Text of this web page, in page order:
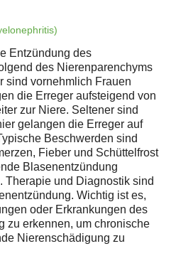
Entzündung des
des Nierenparenchyms
sind vornehmlich Frauen
die Erreger aufsteigend von
zur Niere. Seltener sind
gelangen die Erreger auf
Beschwerden sind
Fieber und Schüttelfrost
Blasenentzündung
Therapie und Diagnostik sind
Wichtig ist es,
oder Erkrankungen des
zu erkennen, um chronische
Nierenschädigung zu